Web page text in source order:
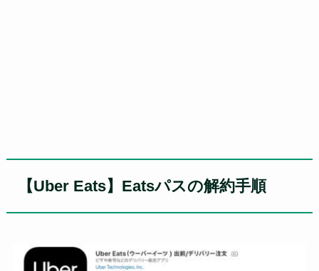
【Uber Eats】Eatsパスの解約手順